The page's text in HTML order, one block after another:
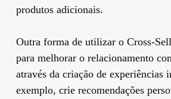
produtos adicionais.
Outra forma de utilizar o Cross-
para melhorar o relacionamento
através da criação de experiências
exemplo, crie recomendações